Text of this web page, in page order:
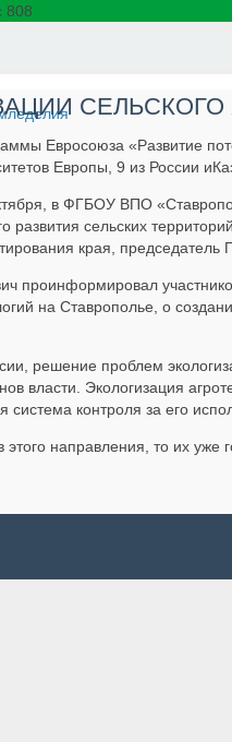
808
Евросоюза «Развитие
Европы, 9 из России
в ФГБОУ ВПО
развития сельских
края,
проинформировал
на Ставрополье, о
решение проблем
власти. Экологизация
система контроля за его
этого направления, то их